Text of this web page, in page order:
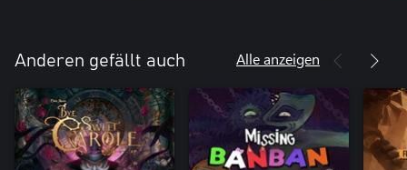
Anderen gefällt auch Alle anzeigen